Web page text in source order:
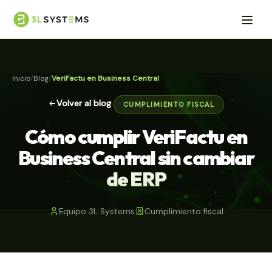
Inicio Blog VeriFactu en Business Central
Volver al blog CUMPLIMIENTO FISCAL
Cómo cumplir VeriFactu en
Business Central sin cambiar
de ERP
Equipo 3L Systems Cumplimiento fiscal